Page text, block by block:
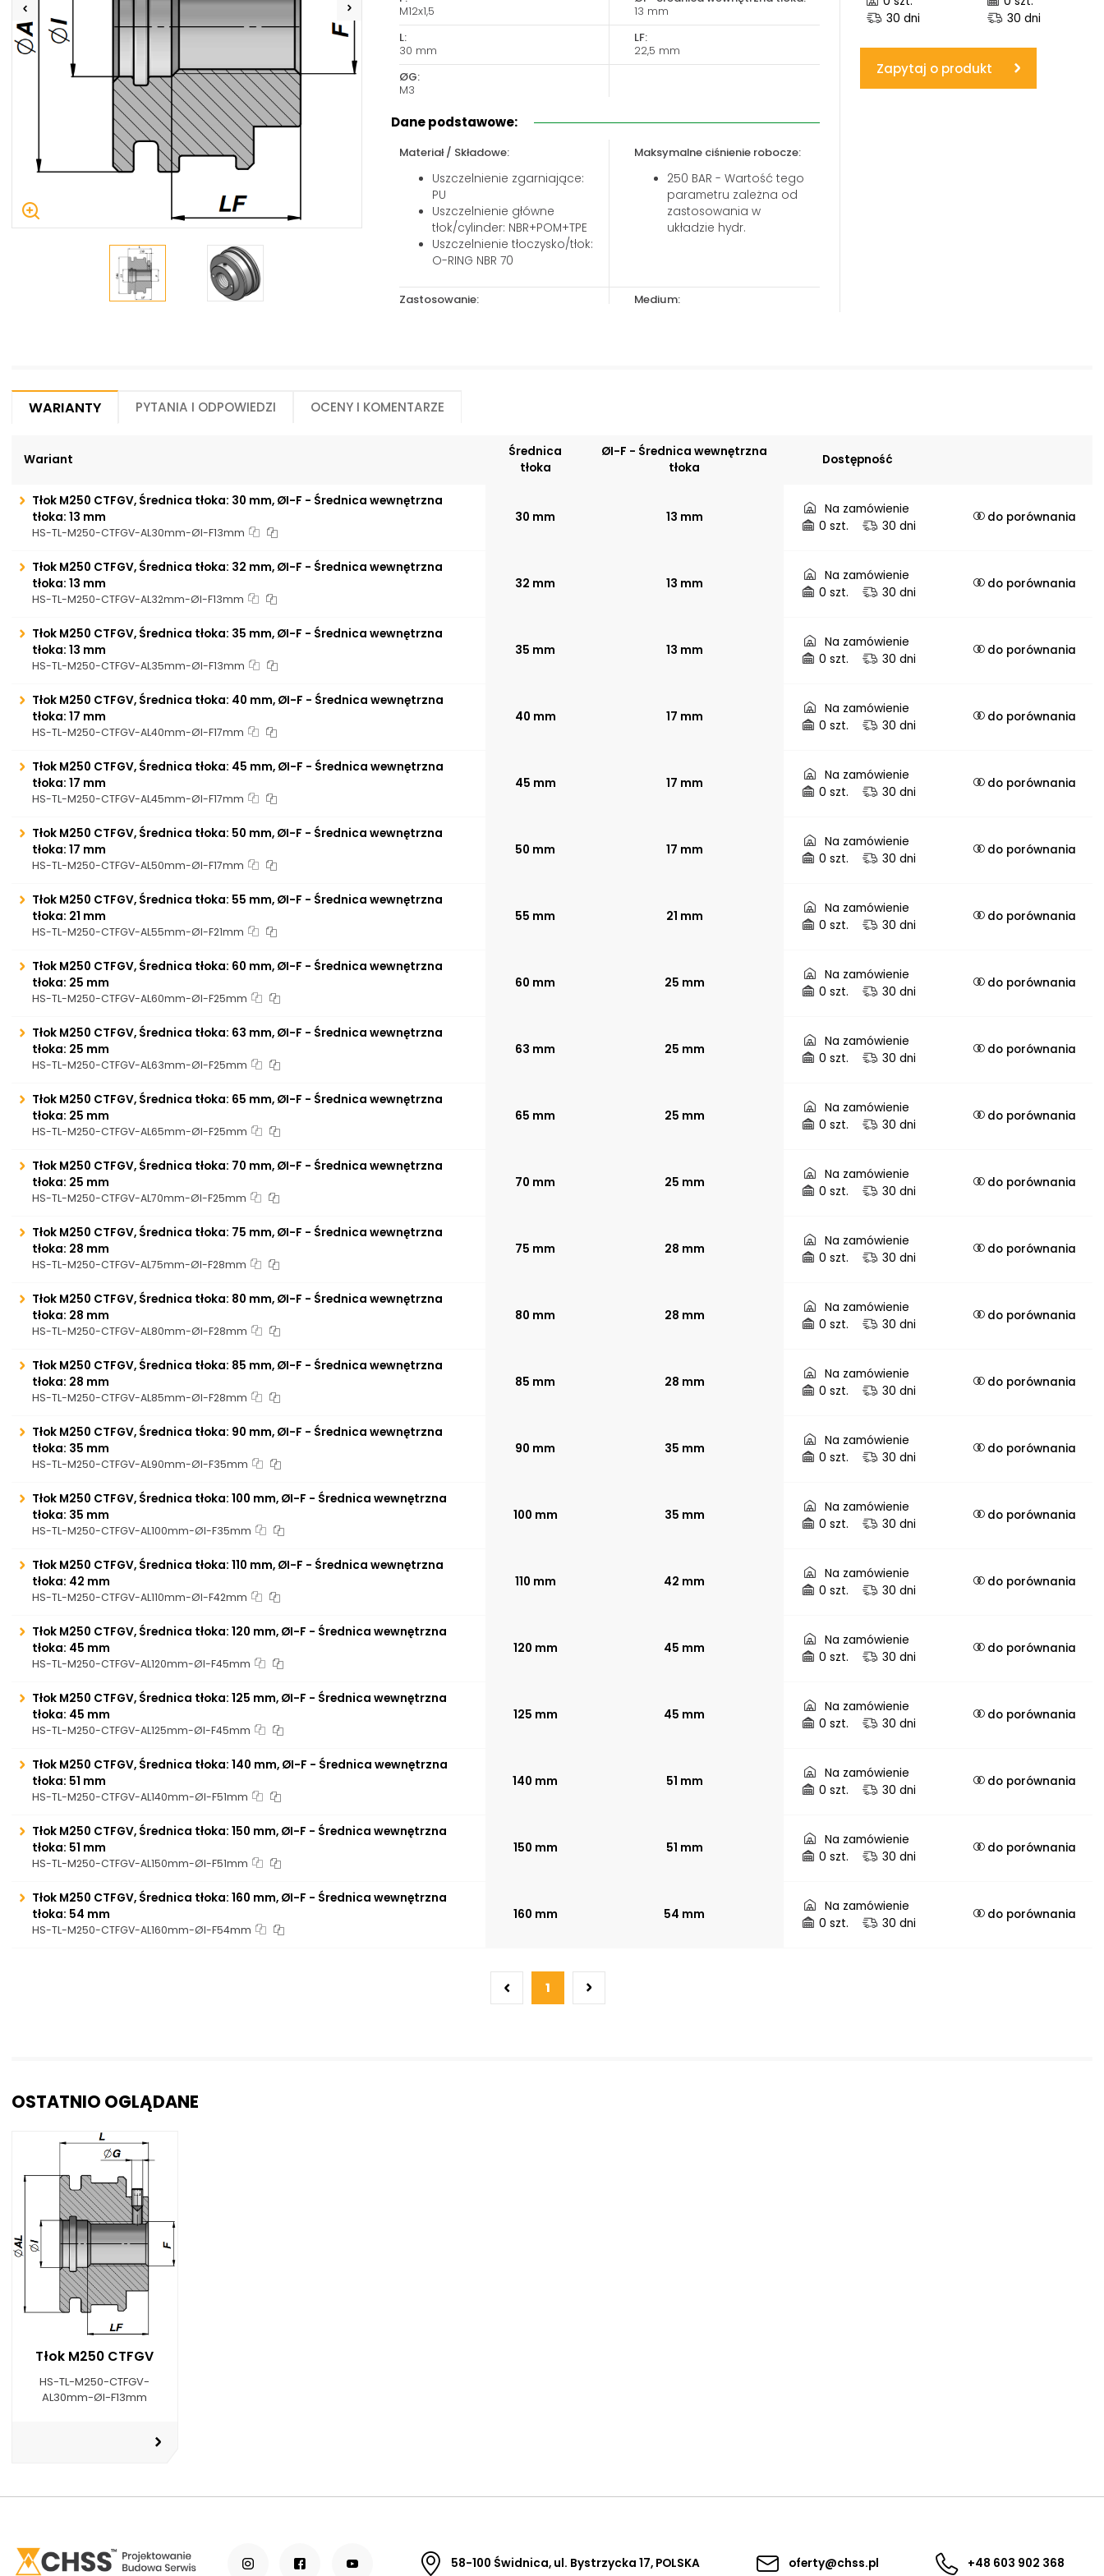
59-400 Jawor, ul. Kuziennicza 5, POLSKA
Biuro obsługi klienta:
Magazyn 24H:
+48 665 001 770
Engineering for motion
M12x1,5
13 mm
L:
30 mm
LF:
22,5 mm
ØG:
M3
Dane podstawowe:
Materiał / Składowe:
Uszczelnienie zgarniające:
PU
Uszczelnienie główne
tłok/cylinder: NBR+POM+TPE
Uszczelnienie tłoczysko/tłok:
O-RING NBR 70
Maksymalne ciśnienie robocze:
250 BAR - Wartość tego
parametru zależna od
zastosowania w
układzie hydr.
Zastosowanie:
Przemysł maszynowy
Przemysł rolniczy
Medium:
materiału/produktu:
-25°C do +80°C
30 dni
30 dni
Zapytaj o produkt
Warianty Pytania i odpowiedzi Oceny i komentarze
Wariant
Średnica
tłoka
ØI-F - Średnica wewnętrzna
tłoka
Dostępność
Tłok M250 CTFGV, Średnica tłoka: 30 mm, ØI-F - Średnica wewnętrzna
tłoka: 13 mm
HS-TL-M250-CTFGV-AL30mm-ØI-F13mm
30 mm 13 mm
Na zamówienie
0 szt.
30 dni
do porównania
Tłok M250 CTFGV, Średnica tłoka: 32 mm, ØI-F - Średnica wewnętrzna
tłoka: 13 mm
HS-TL-M250-CTFGV-AL32mm-ØI-F13mm
32 mm 13 mm
Na zamówienie
0 szt.
30 dni
do porównania
Tłok M250 CTFGV, Średnica tłoka: 35 mm, ØI-F - Średnica wewnętrzna
tłoka: 13 mm
HS-TL-M250-CTFGV-AL35mm-ØI-F13mm
35 mm 13 mm
Na zamówienie
0 szt.
30 dni
do porównania
Tłok M250 CTFGV, Średnica tłoka: 40 mm, ØI-F - Średnica wewnętrzna
tłoka: 17 mm
HS-TL-M250-CTFGV-AL40mm-ØI-F17mm
40 mm 17 mm
Na zamówienie
0 szt.
30 dni
do porównania
Tłok M250 CTFGV, Średnica tłoka: 45 mm, ØI-F - Średnica wewnętrzna
tłoka: 17 mm
HS-TL-M250-CTFGV-AL45mm-ØI-F17mm
45 mm 17 mm
Na zamówienie
0 szt.
30 dni
do porównania
Tłok M250 CTFGV, Średnica tłoka: 50 mm, ØI-F - Średnica wewnętrzna
tłoka: 17 mm
HS-TL-M250-CTFGV-AL50mm-ØI-F17mm
50 mm 17 mm
Na zamówienie
0 szt.
30 dni
do porównania
Tłok M250 CTFGV, Średnica tłoka: 55 mm, ØI-F - Średnica wewnętrzna
tłoka: 21 mm
HS-TL-M250-CTFGV-AL55mm-ØI-F21mm
55 mm 21 mm
Na zamówienie
0 szt.
30 dni
do porównania
Tłok M250 CTFGV, Średnica tłoka: 60 mm, ØI-F - Średnica wewnętrzna
tłoka: 25 mm
HS-TL-M250-CTFGV-AL60mm-ØI-F25mm
60 mm 25 mm
Na zamówienie
0 szt.
30 dni
do porównania
Tłok M250 CTFGV, Średnica tłoka: 63 mm, ØI-F - Średnica wewnętrzna
tłoka: 25 mm
HS-TL-M250-CTFGV-AL63mm-ØI-F25mm
63 mm 25 mm
Na zamówienie
0 szt.
30 dni
do porównania
Tłok M250 CTFGV, Średnica tłoka: 65 mm, ØI-F - Średnica wewnętrzna
tłoka: 25 mm
HS-TL-M250-CTFGV-AL65mm-ØI-F25mm
65 mm 25 mm
Na zamówienie
0 szt.
30 dni
do porównania
Tłok M250 CTFGV, Średnica tłoka: 70 mm, ØI-F - Średnica wewnętrzna
tłoka: 25 mm
HS-TL-M250-CTFGV-AL70mm-ØI-F25mm
70 mm 25 mm
Na zamówienie
0 szt.
30 dni
do porównania
Tłok M250 CTFGV, Średnica tłoka: 75 mm, ØI-F - Średnica wewnętrzna
tłoka: 28 mm
HS-TL-M250-CTFGV-AL75mm-ØI-F28mm
75 mm 28 mm
Na zamówienie
0 szt.
30 dni
do porównania
Tłok M250 CTFGV, Średnica tłoka: 80 mm, ØI-F - Średnica wewnętrzna
tłoka: 28 mm
HS-TL-M250-CTFGV-AL80mm-ØI-F28mm
80 mm 28 mm
Na zamówienie
0 szt.
30 dni
do porównania
Tłok M250 CTFGV, Średnica tłoka: 85 mm, ØI-F - Średnica wewnętrzna
tłoka: 28 mm
HS-TL-M250-CTFGV-AL85mm-ØI-F28mm
85 mm 28 mm
Na zamówienie
0 szt.
30 dni
do porównania
Tłok M250 CTFGV, Średnica tłoka: 90 mm, ØI-F - Średnica wewnętrzna
tłoka: 35 mm
HS-TL-M250-CTFGV-AL90mm-ØI-F35mm
90 mm 35 mm
Na zamówienie
0 szt.
30 dni
do porównania
Tłok M250 CTFGV, Średnica tłoka: 100 mm, ØI-F - Średnica wewnętrzna
tłoka: 35 mm
HS-TL-M250-CTFGV-AL100mm-ØI-F35mm
100 mm 35 mm
Na zamówienie
0 szt.
30 dni
do porównania
Tłok M250 CTFGV, Średnica tłoka: 110 mm, ØI-F - Średnica wewnętrzna
tłoka: 42 mm
HS-TL-M250-CTFGV-AL110mm-ØI-F42mm
110 mm 42 mm
Na zamówienie
0 szt.
30 dni
do porównania
Tłok M250 CTFGV, Średnica tłoka: 120 mm, ØI-F - Średnica wewnętrzna
tłoka: 45 mm
HS-TL-M250-CTFGV-AL120mm-ØI-F45mm
120 mm 45 mm
Na zamówienie
0 szt.
30 dni
do porównania
Tłok M250 CTFGV, Średnica tłoka: 125 mm, ØI-F - Średnica wewnętrzna
tłoka: 45 mm
HS-TL-M250-CTFGV-AL125mm-ØI-F45mm
125 mm 45 mm
Na zamówienie
0 szt.
30 dni
do porównania
Tłok M250 CTFGV, Średnica tłoka: 140 mm, ØI-F - Średnica wewnętrzna
tłoka: 51 mm
HS-TL-M250-CTFGV-AL140mm-ØI-F51mm
140 mm 51 mm
Na zamówienie
0 szt.
30 dni
do porównania
Tłok M250 CTFGV, Średnica tłoka: 150 mm, ØI-F - Średnica wewnętrzna
tłoka: 51 mm
HS-TL-M250-CTFGV-AL150mm-ØI-F51mm
150 mm 51 mm
Na zamówienie
0 szt.
30 dni
do porównania
Tłok M250 CTFGV, Średnica tłoka: 160 mm, ØI-F - Średnica wewnętrzna
tłoka: 54 mm
HS-TL-M250-CTFGV-AL160mm-ØI-F54mm
160 mm 54 mm
Na zamówienie
0 szt.
30 dni
do porównania
1
OSTATNIO OGLĄDANE
Tłok M250 CTFGV
HS-TL-M250-CTFGV-
AL30mm-ØI-F13mm
58-100 Świdnica, ul. Bystrzycka 17, POLSKA oferty@chss.pl +48 603 902 368